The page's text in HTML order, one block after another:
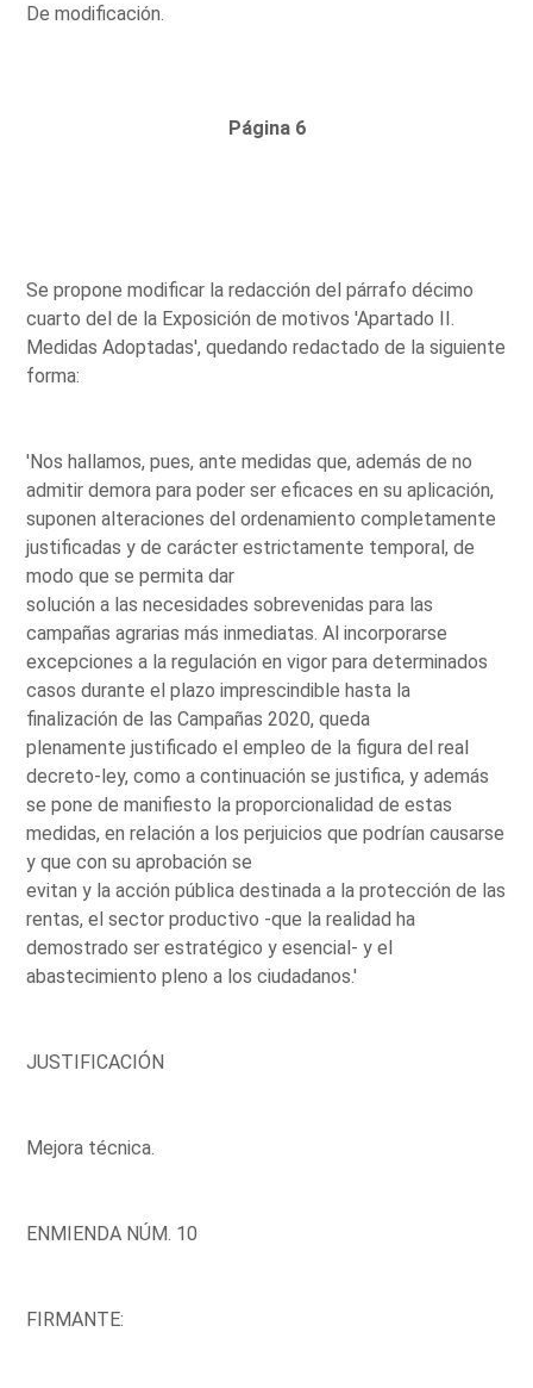
De modificación.
Página 6
Se propone modificar la redacción del párrafo décimo
cuarto del de la Exposición de motivos 'Apartado II.
Medidas Adoptadas', quedando redactado de la siguiente
forma:
'Nos hallamos, pues, ante medidas que, además de no
admitir demora para poder ser eficaces en su aplicación,
suponen alteraciones del ordenamiento completamente
justificadas y de carácter estrictamente temporal, de
modo que se permita dar
solución a las necesidades sobrevenidas para las
campañas agrarias más inmediatas. Al incorporarse
excepciones a la regulación en vigor para determinados
casos durante el plazo imprescindible hasta la
finalización de las Campañas 2020, queda
plenamente justificado el empleo de la figura del real
decreto-ley, como a continuación se justifica, y además
se pone de manifiesto la proporcionalidad de estas
medidas, en relación a los perjuicios que podrían causarse
y que con su aprobación se
evitan y la acción pública destinada a la protección de las
rentas, el sector productivo -que la realidad ha
demostrado ser estratégico y esencial- y el
abastecimiento pleno a los ciudadanos.'
JUSTIFICACIÓN
Mejora técnica.
ENMIENDA NÚM. 10
FIRMANTE: